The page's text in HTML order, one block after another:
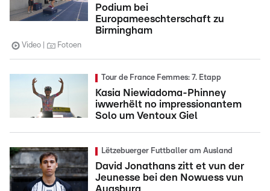
Podium bei
Europameeschterschaft zu
Birmingham
Video Fotoen
Tour de France Femmes: 7. Etapp
Kasia Niewiadoma-Phinney
iwwerhëlt no impressionantem
Solo um Ventoux Giel
Lëtzebuerger Futtballer am Ausland
David Jonathans zitt et vun der
Jeunesse bei den Nowuess vun